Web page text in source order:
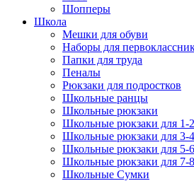
Шопперы
Школа
Мешки для обуви
Наборы для
Папки для труда
Пеналы
Рюкзаки для подростков
Школьные ранцы
Школьные рюкзаки
Школьные рюкзаки для 1-2
Школьные рюкзаки для 3-4
Школьные рюкзаки для 5-6
Школьные рюкзаки для 7-8
Школьные Сумки